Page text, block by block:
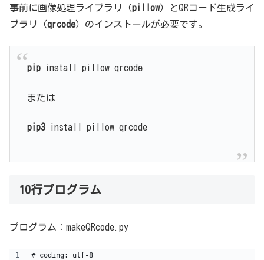
事前に画像処理ライブラリ（pillow）とQRコード生成ライ
ブラリ（qrcode）のインストールが必要です。
pipinstall pillow qrcode
または
pip3install pillow qrcode
10行プログラム
プログラム：makeQRcode.py
# coding: utf-8